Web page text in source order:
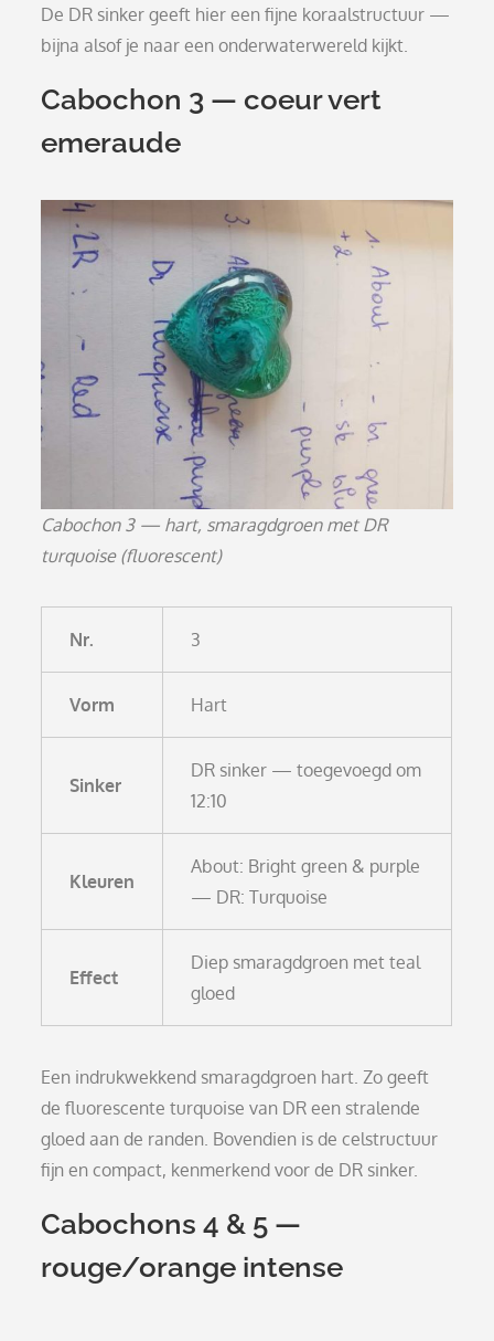
De DR sinker geeft hier een fijne koraalstructuur —
bijna alsof je naar een onderwaterwereld kijkt.
Cabochon 3 — coeur vert
emeraude
Cabochon 3 — hart, smaragdgroen met DR
turquoise (fluorescent)
Nr. 3
Vorm Hart
Sinker
DR sinker — toegevoegd om
12:10
Kleuren
About: Bright green & purple
— DR: Turquoise
Effect
Diep smaragdgroen met teal
gloed
Een indrukwekkend smaragdgroen hart. Zo geeft
de fluorescente turquoise van DR een stralende
gloed aan de randen. Bovendien is de celstructuur
fijn en compact, kenmerkend voor de DR sinker.
Cabochons 4 & 5 —
rouge/orange intense